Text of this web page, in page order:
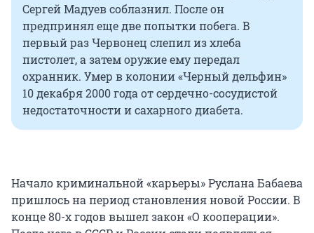
Сергей Мадуев соблазнил. После он
предпринял еще две попытки побега. В
первый раз Червонец слепил из хлеба
пистолет, а затем оружие ему передал
охранник. Умер в колонии «Черный дельфин»
10 декабря 2000 года от сердечно-сосудистой
недостаточности и сахарного диабета.
Начало криминальной «карьеры» Руслана Бабаева
пришлось на период становления новой России. В
конце80-х годоввышел закон «О кооперации».